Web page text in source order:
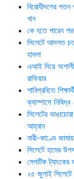
বিরোধীদলের
খান
কে হতে পারেন
সিলেটে আদলত
হামলা
এআই দিয়ে
রাফিয়ার
শাবিপ্রবিতে
ক্যাম্পাসে
সিলেটের
আহ্বান
নারী-কাণ্ডে
সিলেটে হামের
সেপটিক ট্যাংকের
২৫ জুলাই